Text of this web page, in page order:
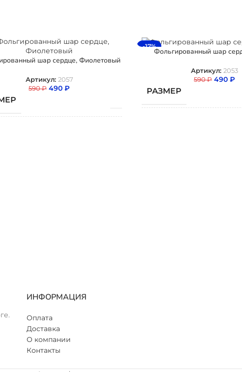
шар сердце, Фиолетовый
Артикул: 2057
590₽ 490 ₽
-17%
Фольгированный шар
Артикул: 2053
590₽ 490 ₽
РАЗМЕР
ИНФОРМАЦИЯ
Оплата
Доставка
О компании
Контакты